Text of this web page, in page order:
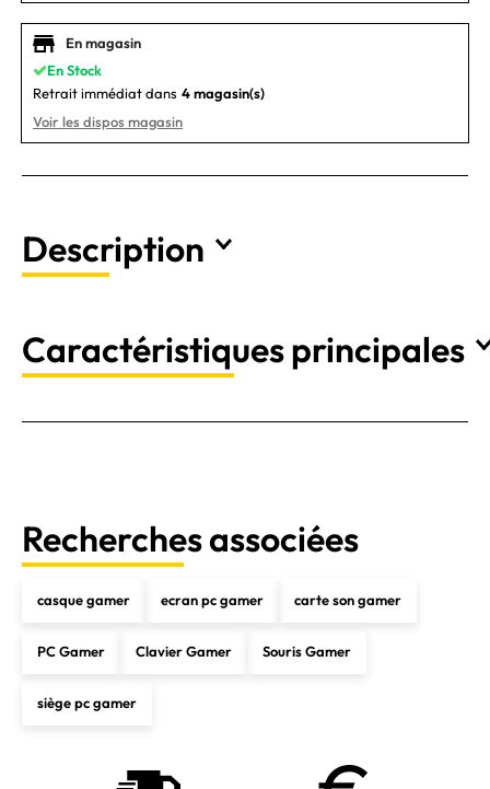
En magasin
En Stock
Retrait immédiat dans 4 magasin(s)
Voir les dispos magasin
Description
Caractéristiques principales
Recherches associées
casque gamer ecran pc gamer carte son gamer
PC Gamer Clavier Gamer Souris Gamer
siège pc gamer